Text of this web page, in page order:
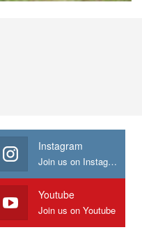
Instagram
Join us on Instagram
Youtube
Join us on Youtube